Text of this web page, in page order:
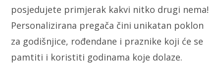
posjedujete primjerak kakvi nitko drugi nema!
Personalizirana pregača čini unikatan poklon
za godišnjice, rođendane i praznike koji će se
pamtiti i koristiti godinama koje dolaze.